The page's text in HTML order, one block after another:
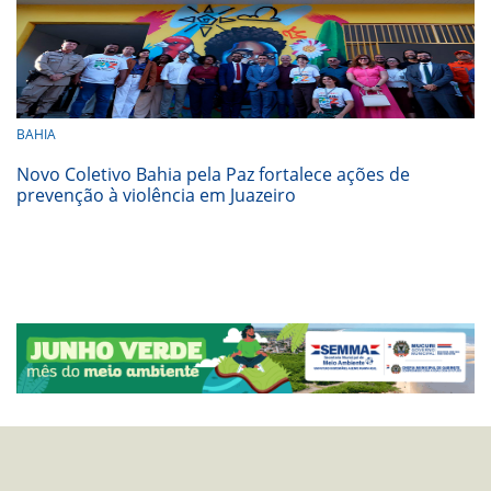
BAHIA
Novo Coletivo Bahia pela Paz fortalece ações de
prevenção à violência em Juazeiro